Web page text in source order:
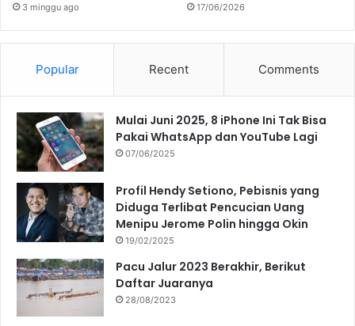
3 minggu ago 17/06/2026
Popular Recent Comments
Mulai Juni 2025, 8 iPhone Ini Tak Bisa
Pakai WhatsApp dan YouTube Lagi
07/06/2025
Profil Hendy Setiono, Pebisnis yang
Diduga Terlibat Pencucian Uang
Menipu Jerome Polin hingga Okin
19/02/2025
Pacu Jalur 2023 Berakhir, Berikut
Daftar Juaranya
28/08/2023